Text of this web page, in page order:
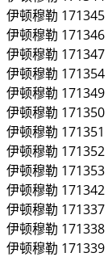
伊顿穆勒 171345
伊顿穆勒 171346
伊顿穆勒 171347
伊顿穆勒 171354
伊顿穆勒 171349
伊顿穆勒 171350
伊顿穆勒 171351
伊顿穆勒 171352
伊顿穆勒 171353
伊顿穆勒 171342
伊顿穆勒 171337
伊顿穆勒 171338
伊顿穆勒 171339